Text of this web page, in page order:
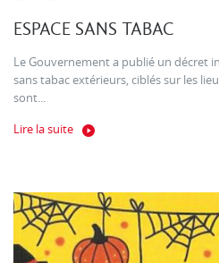
ESPACE SANS TABAC
Le Gouvernement a publié un décret
sans tabac extérieurs, ciblés sur les
sont...
Lire la suite